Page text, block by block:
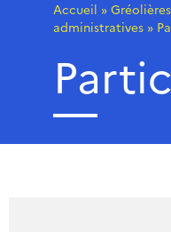
Accueil »
administratives »